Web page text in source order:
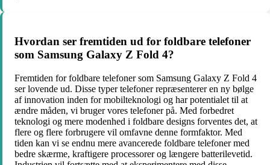
Hvordan ser fremtiden ud for foldbare telefoner
som Samsung Galaxy Z Fold 4?
Fremtiden for foldbare telefoner som Samsung Galaxy Z Fold 4
ser lovende ud. Disse typer telefoner repræsenterer en ny bølge
af innovation inden for mobilteknologi og har potentialet til at
ændre måden, vi bruger vores telefoner på. Med forbedret
teknologi og mere modenhed i foldbare designs forventes det, at
flere og flere forbrugere vil omfavne denne formfaktor. Med
tiden kan vi se endnu mere avancerede foldbare telefoner med
bedre skærme, kraftigere processorer og længere batterilevetid.